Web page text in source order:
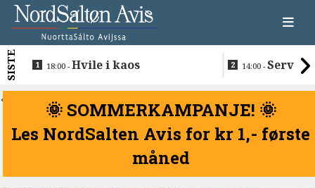
SISTE 18:00 -Hvile i kaos 14:00 -
beboerne
<
🌞 SOMMERKAMPANJE! 🌞
Les NordSalten Avis for kr 1,- første
måned